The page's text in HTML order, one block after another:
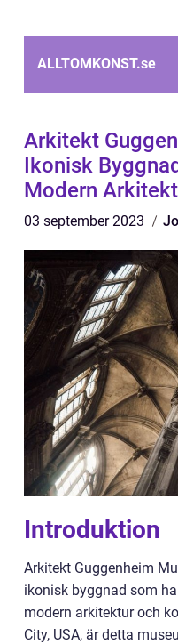
ALLTOMKONST.se
Arkitekt
Ikonisk
Modern
03 september 2023
Introduktion
Arkitekt Guggenheim
ikonisk byggnad som
modern arkitektur och
City, USA, är detta